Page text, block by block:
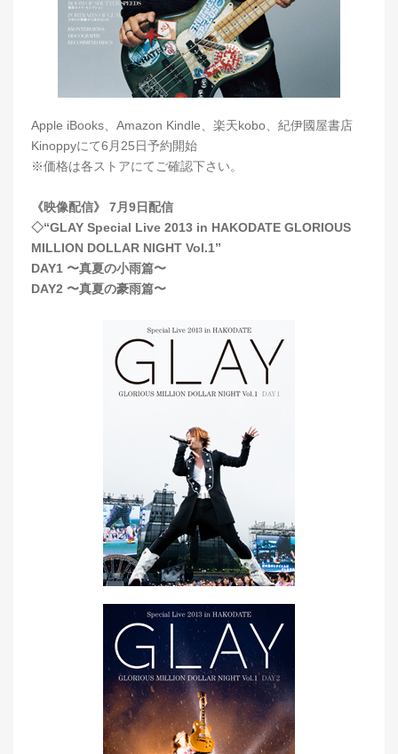
Apple iBooks、Amazon Kindle、楽天kobo、紀伊國屋書店
Kinoppyにて6月25日予約開始
※価格は各ストアにてご確認下さい。
《映像配信》 7月9日配信
◇“GLAY Special Live 2013 in HAKODATE GLORIOUS
MILLION DOLLAR NIGHT Vol.1”
DAY1 〜真夏の小雨篇〜
DAY2 〜真夏の豪雨篇〜